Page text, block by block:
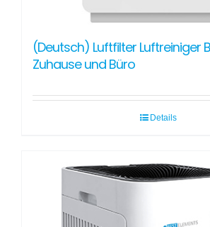
(Deutsch) Luftfilter Luftreiniger
Zuhause und Büro
Details